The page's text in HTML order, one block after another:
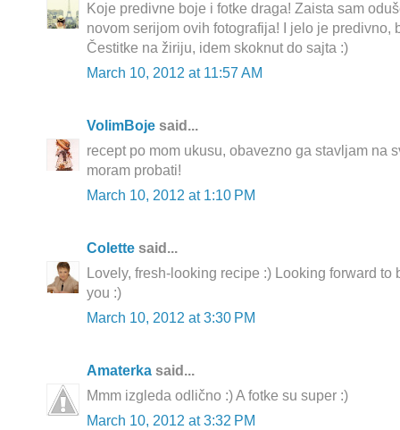
Koje predivne boje i fotke draga! Zaista sam
novom serijom ovih fotografija! I jelo je predivno,
Čestitke na žiriju, idem skoknut do sajta :)
March 10, 2012 at 11:57 AM
VolimBoje said...
recept po mom ukusu, obavezno ga stavljam na
moram probati!
March 10, 2012 at 1:10 PM
Colette said...
Lovely, fresh-looking recipe :) Looking forward
you :)
March 10, 2012 at 3:30 PM
Amaterka said...
Mmm izgleda odlično :) A fotke su super :)
March 10, 2012 at 3:32 PM